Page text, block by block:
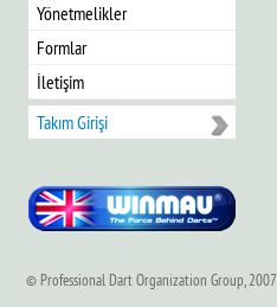
Yönetmelikler
Formlar
İletişim
Takım Girişi
© Professional Dart Organization Group, 2007